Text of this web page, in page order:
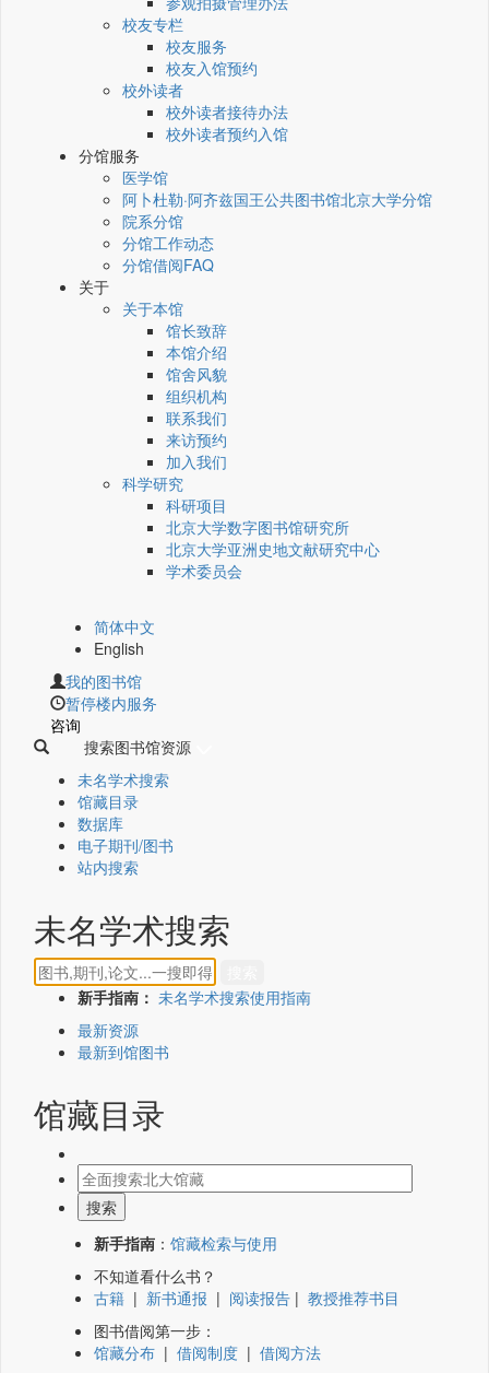
校友专栏
校友服务
校友入馆预约
校外读者
校外读者接待办法
校外读者预约入馆
分馆服务
医学馆
阿卜杜勒·阿齐兹国王公共图书馆北京大学分馆
院系分馆
分馆工作动态
分馆借阅FAQ
关于
关于本馆
馆长致辞
本馆介绍
馆舍风貌
组织机构
联系我们
来访预约
加入我们
科学研究
科研项目
北京大学数字图书馆研究所
北京大学亚洲史地文献研究中心
学术委员会
简体中文
English
我的图书馆
暂停楼内服务
咨询
搜索图书馆资源
未名学术搜索
馆藏目录
数据库
电子期刊/图书
站内搜索
未名学术搜索
新手指南： 未名学术搜索使用指南
最新资源
最新到馆图书
馆藏目录
新手指南 ： 馆藏检索与使用
不知道看什么书？
古籍 | 新书通报 | 阅读报告 | 教授推荐书目
图书借阅第一步：
馆藏分布 | 借阅制度 | 借阅方法